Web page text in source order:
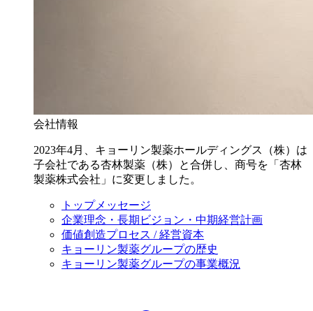
会社情報
2023年4月、キョーリン製薬ホールディングス（株）は
子会社である杏林製薬（株）と合併し、商号を「杏林
製薬株式会社」に変更しました。
トップメッセージ
企業理念・長期ビジョン・中期経営計画
価値創造プロセス / 経営資本
キョーリン製薬グループの歴史
キョーリン製薬グループの事業概況